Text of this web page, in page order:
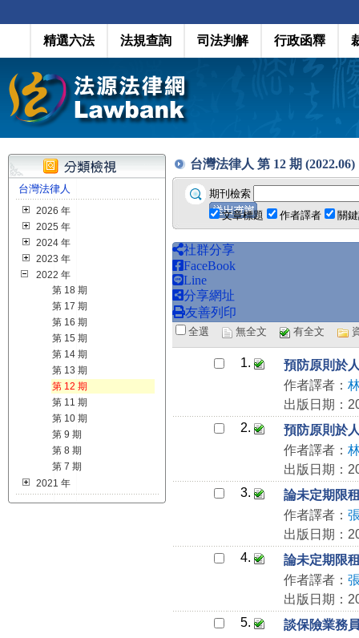
精選六法 法規查詢 司法判解 行政函釋
台灣法律人
2026 年
2025 年
2024 年
2023 年
2022 年
第 18 期
第 17 期
第 16 期
第 15 期
第 14 期
第 13 期
第 12 期
第 11 期
第 10 期
第 9 期
第 8 期
第 7 期
2021 年
台灣法律人 第 12 期 (2022.06)
期刊檢索
文章標題
作者譯者 關
社群分享
FaceBook
Line
分享網址
友善列印
全選 無全文 有全文
1.
預防原則於
作者譯者：
出版日期：
2.
預防原則於
作者譯者：
出版日期：
3.
論未定期限
作者譯者：
出版日期：
4.
論未定期限
作者譯者：
出版日期：
5.
談保險業務